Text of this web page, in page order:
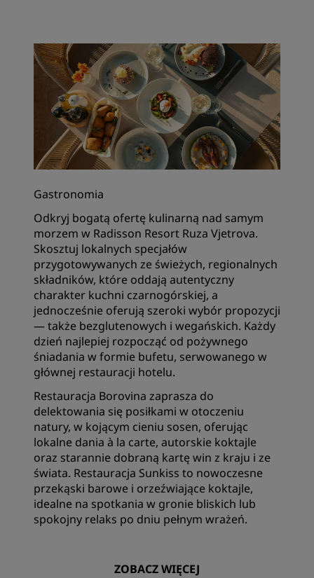
Gastronomia
Odkryj bogatą ofertę kulinarną nad samym
morzem w Radisson Resort Ruza Vjetrova.
‌Skosztuj lokalnych specjałów
przygotowywanych ze świeżych, regionalnych
składników, które oddają autentyczny
charakter kuchni czarnogórskiej, a
jednocześnie oferują szeroki wybór propozycji
— także bezglutenowych i wegańskich.‌ Każdy
dzień najlepiej rozpocząć od pożywnego
śniadania w formie bufetu, serwowanego w
głównej restauracji hotelu.
Restauracja Borovina zaprasza do
delektowania się posiłkami w otoczeniu
natury, w kojącym cieniu sosen, oferując
lokalne dania à la carte, autorskie koktajle
oraz starannie dobraną kartę win z kraju i ze
świata. Restauracja Sunkiss to nowoczesne
przekąski barowe i orzeźwiające koktajle,
idealne na spotkania w gronie bliskich lub
spokojny relaks po dniu pełnym wrażeń.
ZOBACZ WIĘCEJ